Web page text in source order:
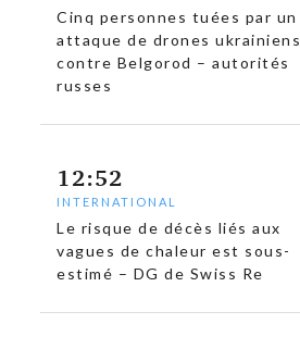
Cinq personnes tuées par un
attaque de drones ukrainiens
contre Belgorod – autorités
russes
12:52
INTERNATIONAL
Le risque de décès liés aux
vagues de chaleur est sous-
estimé – DG de Swiss Re